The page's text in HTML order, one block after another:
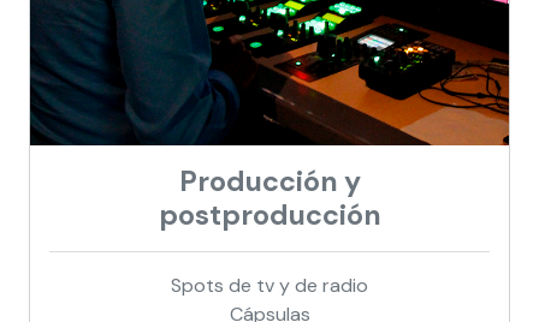
Producción y
postproducción
Spots de tv y de radio
Cápsulas